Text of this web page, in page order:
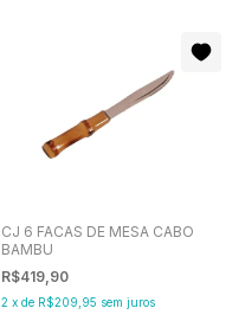
CJ 6 FACAS DE MESA CABO
BAMBU
R$419,90
2 x de R$209,95 sem juros